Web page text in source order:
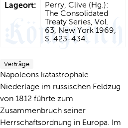
Lageort:
Perry, Clive (Hg.):
The Consolidated
Treaty Series, Vol.
63, New York 1969,
S. 423-434.
Verträge
Napoleons katastrophale
Niederlage im russischen Feldzug
von 1812 führte zum
Zusammenbruch seiner
Herrschaftsordnung in Europa. Im